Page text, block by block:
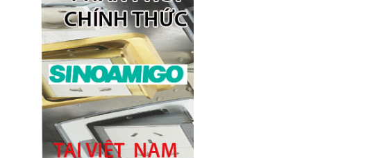
Ổ cắm âm bàn đảo bếp nâng
hạ, tích hợp sạc không dây, loa
bluetooth Sinoamigo STP-
2AB/Pub+Qi